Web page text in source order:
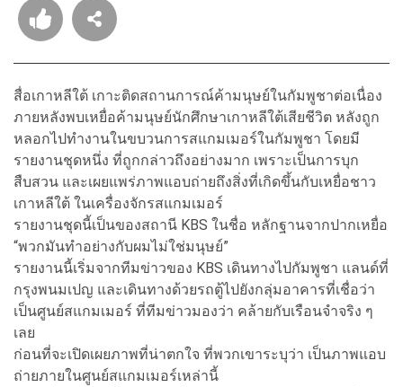
สื่อเกาหลีใต้ เกาะติดสถานการณ์ค้ามนุษย์ในกัมพูชาต่อเนื่อง
ภายหลังพบเหยื่อค้ามนุษย์นักศึกษาเกาหลีใต้เสียชีวิต หลังถูก
หลอกไปทำงานในขบวนการสแกมเมอร์ในกัมพูชา โดยมี
รายงานชุดหนึ่ง ที่ถูกกล่าวถึงอย่างมาก เพราะเป็นการบุก
สืบสวน และเผยแพร่ภาพแอบถ่ายถึงสิ่งที่เกิดขึ้นกับเหยื่อชาว
เกาหลีใต้ ในเครื่องจักรสแกมเมอร์
รายงานชุดนี้เป็นของสถานี KBS ในชื่อ หลักฐานจากปากเหยื่อ
“พวกมันทำอย่างกับผมไม่ใช่มนุษย์”
รายงานนี้เริ่มจากทีมข่าวของ KBS เดินทางไปกัมพูชา แลนด์ที่
กรุงพนมเปญ และเดินทางด้วยรถตู้ไปยังกลุ่มอาคารที่เชื่อว่า
เป็นศูนย์สแกมเมอร์ ที่ทีมข่าวมองว่า คล้ายกับเรือนจำจริง ๆ
เลย
ก่อนที่จะเปิดเผยภาพที่น่าตกใจ ที่พวกเขาระบุว่า เป็นภาพแอบ
ถ่ายภายในศูนย์สแกมเมอร์เหล่านี้